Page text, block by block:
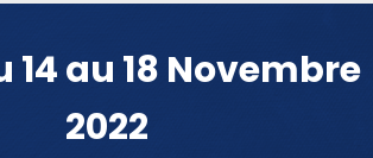
14 au 18 Novembre
2022